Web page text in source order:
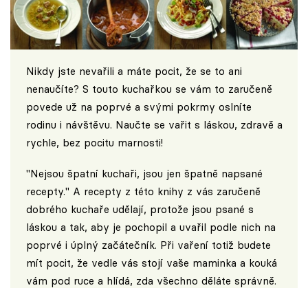
Nikdy jste nevařili a máte pocit, že se to ani
nenaučíte? S touto kuchařkou se vám to zaručeně
povede už na poprvé a svými pokrmy oslníte
rodinu i návštěvu. Naučte se vařit s láskou, zdravě a
rychle, bez pocitu marnosti!
"Nejsou špatní kuchaři, jsou jen špatně napsané
recepty." A recepty z této knihy z vás zaručeně
dobrého kuchaře udělají, protože jsou psané s
láskou a tak, aby je pochopil a uvařil podle nich na
poprvé i úplný začátečník. Při vaření totiž budete
mít pocit, že vedle vás stojí vaše maminka a kouká
vám pod ruce a hlídá, zda všechno děláte správně.